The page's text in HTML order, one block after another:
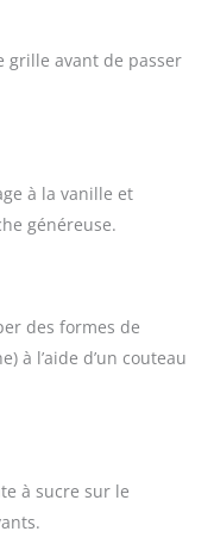
grille avant de passer
à la vanille et
généreuse.
des formes de
à l’aide d’un couteau
à sucre sur le